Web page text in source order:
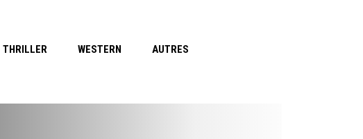
THRILLER WESTERN AUTRES